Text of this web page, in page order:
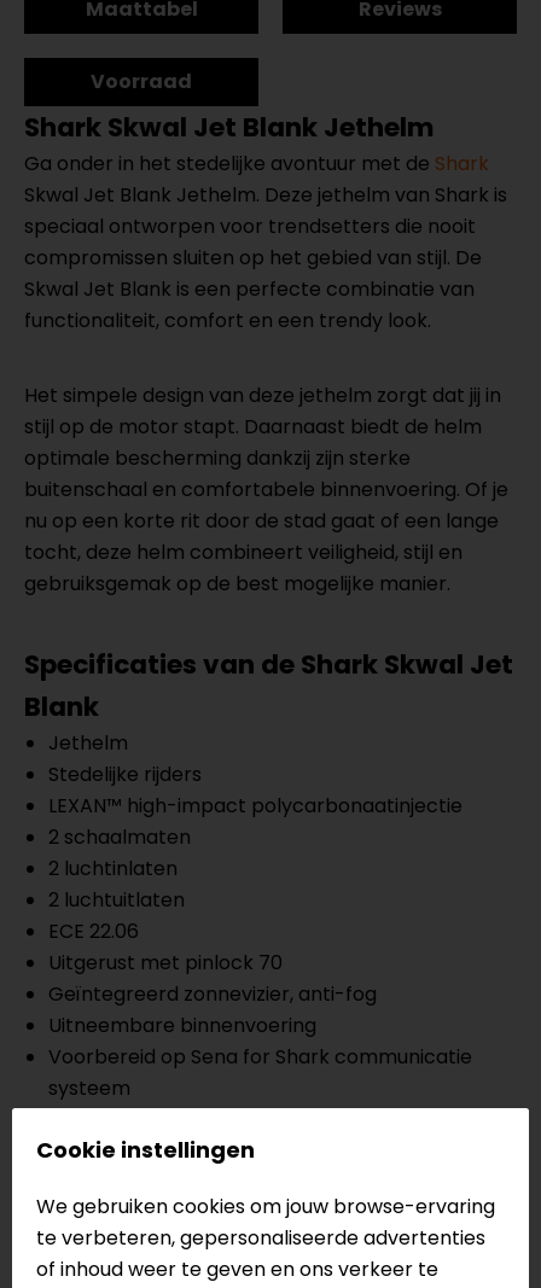
Maattabel Reviews
Voorraad
Shark Skwal Jet Blank Jethelm
Ga onder in het stedelijke avontuur met de Shark
Skwal Jet Blank Jethelm. Deze jethelm van Shark is
speciaal ontworpen voor trendsetters die nooit
compromissen sluiten op het gebied van stijl. De
Skwal Jet Blank is een perfecte combinatie van
functionaliteit, comfort en een trendy look.
Het simpele design van deze jethelm zorgt dat jij in
stijl op de motor stapt. Daarnaast biedt de helm
optimale bescherming dankzij zijn sterke
buitenschaal en comfortabele binnenvoering. Of je
nu op een korte rit door de stad gaat of een lange
tocht, deze helm combineert veiligheid, stijl en
gebruiksgemak op de best mogelijke manier.
Specificaties van deShark Skwal Jet
Blank
Jethelm
Stedelijke rijders
LEXAN™ high-impact polycarbonaatinjectie
2 schaalmaten
2 luchtinlaten
2 luchtuitlaten
ECE 22.06
Uitgerust met pinlock 70
Geïntegreerd zonnevizier, anti-fog
Uitneembare binnenvoering
Voorbereid op Sena for Shark communicatie
systeem
Heb je meer informatie nodig over dit product?
Neem dan
contact met ons op of kom langs in één
Cookie instellingen
We gebruiken cookies om jouw browse-ervaring
te verbeteren, gepersonaliseerde advertenties
of inhoud weer te geven en ons verkeer te